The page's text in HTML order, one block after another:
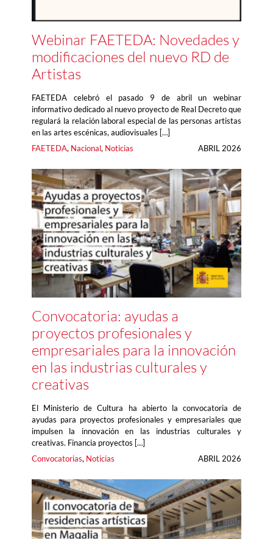
Webinar FAETEDA: Novedades y
modificaciones del nuevo RD de
Artistas
FAETEDA celebró el pasado 9 de abril un webinar
informativo dedicado al nuevo proyecto de Real Decreto que
regulará la relación laboral especial de las personas artistas
en las artes escénicas, audiovisuales […]
FAETEDA, Nacional, Noticias ABRIL 2026
Convocatoria: ayudas a
proyectos profesionales y
empresariales para la innovación
en las industrias culturales y
creativas
El Ministerio de Cultura ha abierto la convocatoria de
ayudas para proyectos profesionales y empresariales que
impulsen la innovación en las industrias culturales y
creativas. Financia proyectos […]
Convocatorias, Noticias ABRIL 2026